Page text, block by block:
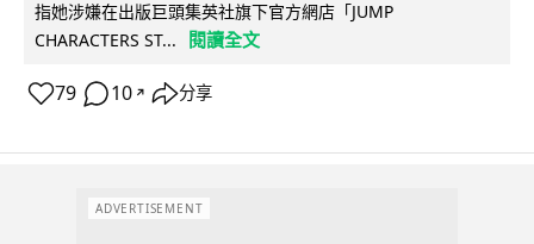
指她涉嫌在出版巨頭集英社旗下官方網店「JUMP
CHARACTERS ST...
閱讀全文
79 10 ↗ 分享
ADVERTISEMENT